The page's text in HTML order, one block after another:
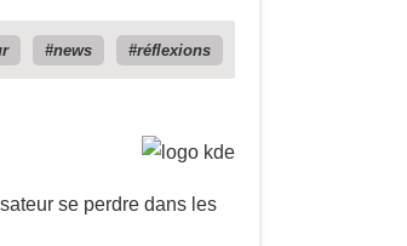
news réflexions
se perdre dans les